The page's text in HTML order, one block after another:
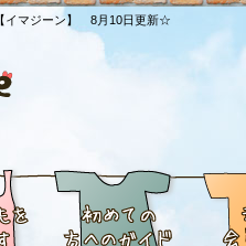
イマジーン】 8月10日更新☆